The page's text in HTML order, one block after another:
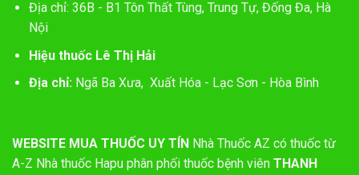
Địa chỉ: 36B - B1 Tôn Thất Tùng, Trung Tự, Đống Đa, Hà
Nội
Hiệu thuốc Lê Thị Hải
Địa chỉ: Ngã Ba Xưa, Xuất Hóa - Lạc Sơn - Hòa Bình
WEBSITE MUA THUỐC UY TÍN Nhà Thuốc AZ có thuốc từ
A-Z Nhà thuốc Hapu phân phối thuốc bệnh viên THANH